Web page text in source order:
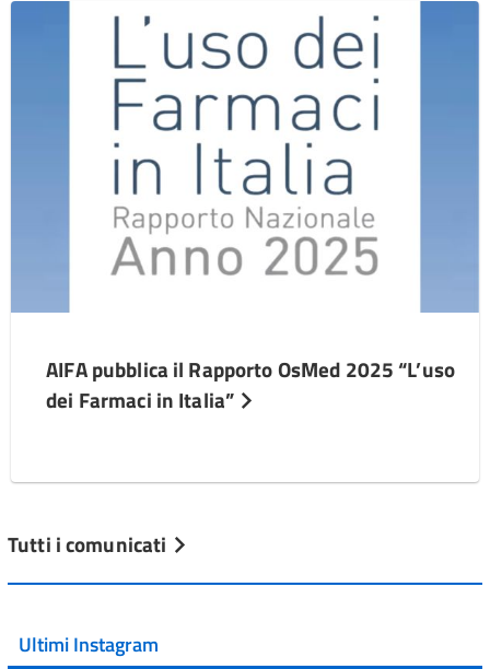
AIFA pubblica il Rapporto OsMed 2025 “L’uso
dei Farmaci in Italia”
Tutti i comunicati
Ultimi Instagram